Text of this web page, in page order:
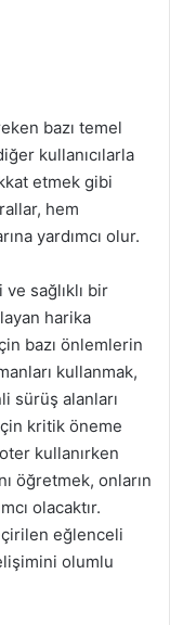
bazı temel
kullanıcılarla
etmek gibi
hem
yardımcı olur.
sağlıklı bir
harika
bazı önlemlerin
kullanmak,
sürüş alanları
kritik öneme
kullanırken
öğretmek, onların
olacaktır.
eğlenceli
olumlu